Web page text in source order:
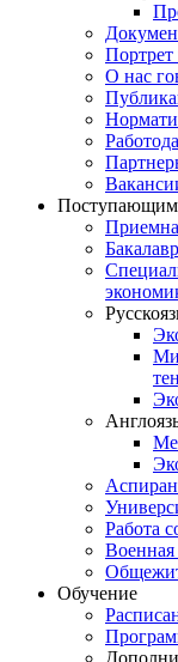
Портрет
О нас
Поступающим
Работа
Военная
Обучение